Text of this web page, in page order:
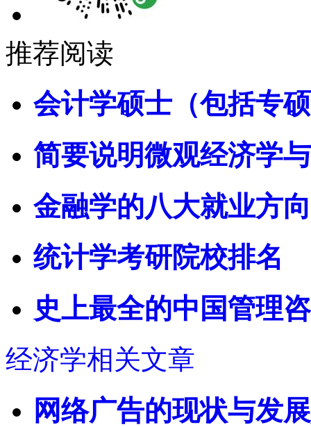
推荐阅读
会计学硕士（包括专
简要说明微观经济学
金融学的八大就业方
统计学考研院校排名
史上最全的中国管理
经济学相关文章
网络广告的现状与发